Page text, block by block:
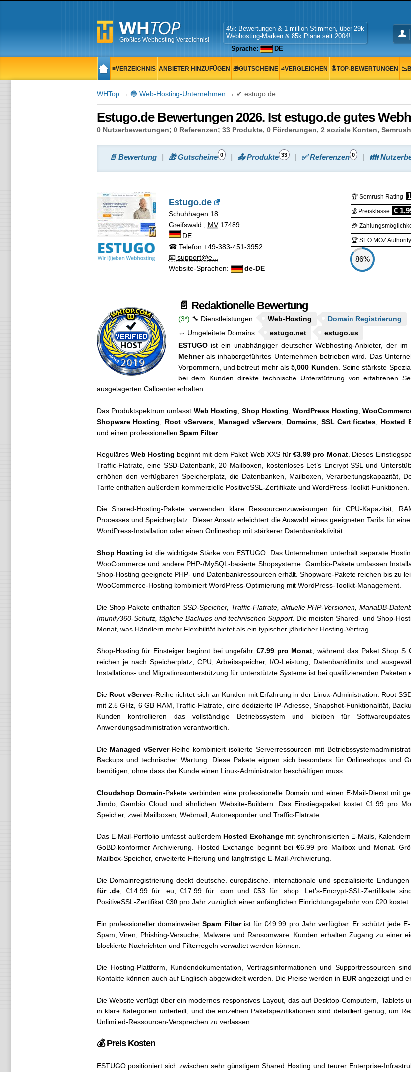
Größtes Webhosting-Verzeichnis!
45k Bewertungen & 1 million Stimmen, über 29k
Webhosting-Marken & 85k Pläne seit 2004!
Sprache:
DE
≡VERZEICHNIS ANBIETER HINZUFÜGEN 🎁GUTSCHEINE ≠VERGLEICHEN 🔝TOP-BEWERTUNGEN
WHTop→ 🔵 Web-Hosting-Unternehmen → ✔ estugo.de
Estugo.de Bewertungen 2026. Ist estugo.de gutes
0 Nutzerbewertungen; 0 Referenzen; 33 Produkte, 0 Förderungen, 2 soziale Konten,
📄 Bewertung 🎁 Gutscheine 0 📤 Produkte 33 ✅ Referenzen 0 👪
Estugo.de
Schuhhagen 18
Greifswald
MV 17489
DE
☎ Telefon +49-383-451-3952
📧 support@e...
Website-Sprachen:
de-DE
🏆 Semrush Rating
💰 Preisklasse €
💳
🏆 SEO MOZ Authority
86%
📄 Redaktionelle Bewertung
(3*) 🔧 Dienstleistungen: Web-Hosting
Domain Registrierung
⇔ Umgeleitete Domains:
estugo.net
estugo.us
ESTUGOist ein unabhängiger deutscher Webhosting-Anbieter, der im
Mehnerals inhabergeführtes Unternehmen betrieben wird. Das
Vorpommern, und betreut mehr als5,000 Kunden . Seine stärkste
bei dem Kunden direkte technische Unterstützung von erfahrenen
ausgelagerten Callcenter erhalten.
Das Produktspektrum umfasst Web Hosting Shop Hosting ,WordPress Hosting ,
Shopware Hosting
Root vServers Managed vServers, Domains, SSL Certificates Hosted
und einen professionellen Spam Filter.
Reguläres Web Hosting beginnt mit dem Paket Web XXS für€3.99 pro Monat. Dieses
Traffic-Flatrate, eine SSD-Datenbank, 20 Mailboxen, kostenloses Let’s Encrypt SSL und
erhöhen den verfügbaren Speicherplatz, die Datenbanken, Mailboxen, Verarbeitungskapazität,
Tarife enthalten außerdem kommerzielle PositiveSSL-Zertifikate und WordPress-Toolkit-Funktionen.
Die Shared-Hosting-Pakete verwenden klare Ressourcenzuweisungen für CPU-Kapazität,
Processes und Speicherplatz. Dieser Ansatz erleichtert die Auswahl eines geeigneten Tarifs für
WordPress-Installation oder einen Onlineshop mit stärkerer Datenbankaktivität.
Shop Hosting ist die wichtigste Stärke von ESTUGO. Das Unternehmen unterhält separate
WooCommerce und andere PHP-/MySQL-basierte Shopsysteme. Gambio-Pakete umfassen
Shop-Hosting geeignete PHP- und Datenbankressourcen erhält. Shopware-Pakete reichen bis zu
WooCommerce-Hosting kombiniert WordPress-Optimierung mit WordPress-Toolkit-Management.
Die Shop-Pakete enthaltenSSD-Speicher, Traffic-Flatrate, aktuelle PHP-Versionen, MariaDB-
Imunify360-Schutz, tägliche Backups und technischen Support. Die meisten Shared- und Shop-
Monat, was Händlern mehr Flexibilität bietet als ein typischer jährlicher Hosting-Vertrag.
Shop-Hosting für Einsteiger beginnt bei ungefähr €7.99 pro Monat , während das Paket Shop S
reichen je nach Speicherplatz, CPU, Arbeitsspeicher, I/O-Leistung, Datenbanklimits und
Installations- und Migrationsunterstützung für unterstützte Systeme ist bei qualifizierenden Paketen
Die Root vServer-Reihe richtet sich an Kunden mit Erfahrung in der Linux-Administration. Root
mit 2.5 GHz, 6 GB RAM, Traffic-Flatrate, eine dedizierte IP-Adresse, Snapshot-Funktionalität,
Kunden kontrollieren das vollständige Betriebssystem und bleiben für
Anwendungsadministration verantwortlich.
Die Managed vServer-Reihe kombiniert isolierte Serverressourcen mit
Backups und technischer Wartung. Diese Pakete eignen sich besonders für Onlineshops und
benötigen, ohne dass der Kunde einen Linux-Administrator beschäftigen muss.
Cloudshop Domain-Pakete verbinden eine professionelle Domain und einen E-Mail-Dienst mit
Jimdo, Gambio Cloud und ähnlichen Website-Buildern. Das Einstiegspaket kostet €1.99 pro
Speicher, zwei Mailboxen, Webmail, Autoresponder und Traffic-Flatrate.
Das E-Mail-Portfolio umfasst außerdem Hosted Exchangemit synchronisierten E-Mails,
GoBD-konformer Archivierung. Hosted Exchange beginnt bei €6.99 pro Mailbox und Monat.
Mailbox-Speicher, erweiterte Filterung und langfristige E-Mail-Archivierung.
Die Domainregistrierung deckt deutsche, europäische, internationale und spezialisierte
für .de , €14.99 für .eu, €17.99 für .com und €53 für .shop. Let’s-Encrypt-SSL-Zertifikate
PositiveSSL-Zertifikat €30 pro Jahr zuzüglich einer anfänglichen Einrichtungsgebühr von €20 kostet.
Ein professioneller domainweiterSpam Filterist für €49.99 pro Jahr verfügbar. Er schützt jede
Spam, Viren, Phishing-Versuche, Malware und Ransomware. Kunden erhalten Zugang zu einer
blockierte Nachrichten und Filterregeln verwaltet werden können.
Die Hosting-Plattform, Kundendokumentation, Vertragsinformationen und Supportressourcen
Kontakte können auch auf Englisch abgewickelt werden. Die Preise werden in EURangezeigt und
Die Website verfügt über ein modernes responsives Layout, das auf Desktop-Computern, Tablets
in klare Kategorien unterteilt, und die einzelnen Paketspezifikationen sind detailliert genug, um
Unlimited-Ressourcen-Versprechen zu verlassen.
💰 Preis Kosten
ESTUGO positioniert sich zwischen sehr günstigem Shared Hosting und teurer Enterprise-